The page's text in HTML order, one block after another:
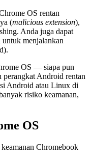
OS rentan
(malicious extension),
Anda juga dapat
menjalankan
OS — siapa pun
perangkat Android rentan
Android atau Linux di
risiko keamanan,
OS
Chromebook